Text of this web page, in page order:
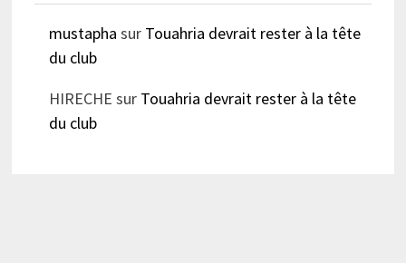
mustapha sur Touahria devrait rester à la tête
du club
HIRECHE sur Touahria devrait rester à la tête
du club